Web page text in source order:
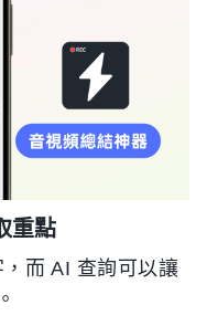
重點
而 AI 查詢可以讓